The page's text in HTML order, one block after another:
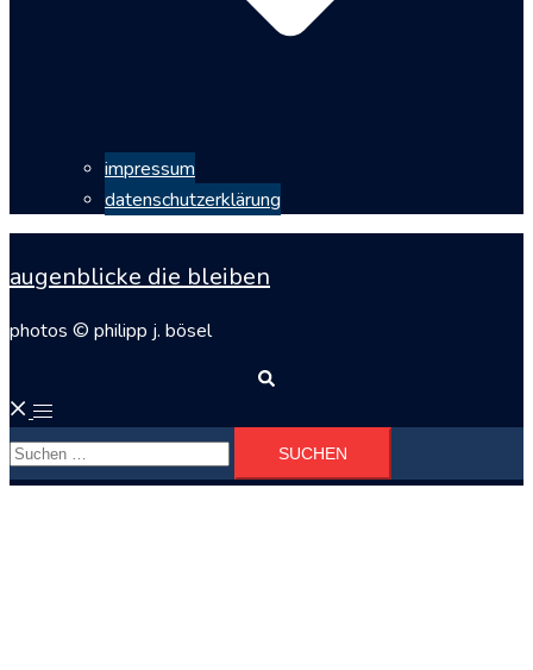
impressum
datenschutzerklärung
augenblicke die bleiben
photos © philipp j. bösel
Menü
umschalten
Suchen
nach: